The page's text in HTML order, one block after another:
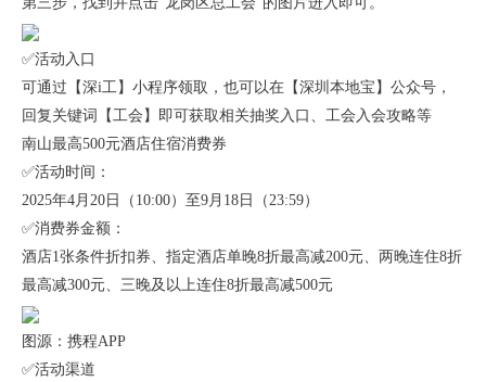
✅活动入口
可通过【深i工】小程序领取，也可以在【深圳本地宝】公众号，
回复关键词【工会】即可获取相关抽奖入口、工会入会攻略等
南山最高500元酒店住宿消费券
✅活动时间：
2025年4月20日（10:00）至9月18日（23:59）
✅消费券金额：
酒店1张条件折扣券、指定酒店单晚8折最高减200元、两晚连住8折
最高减300元、三晚及以上连住8折最高减500元
图源：携程APP
✅活动渠道